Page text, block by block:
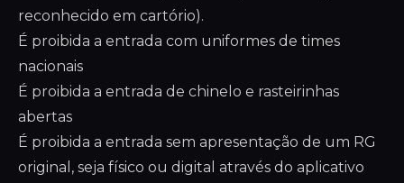
reconhecido em cartório).
É proibida a entrada com uniformes de times
nacionais
É proibida a entrada de chinelo e rasteirinhas
abertas
É proibida a entrada sem apresentação de um RG
original, seja físico ou digital através do aplicativo